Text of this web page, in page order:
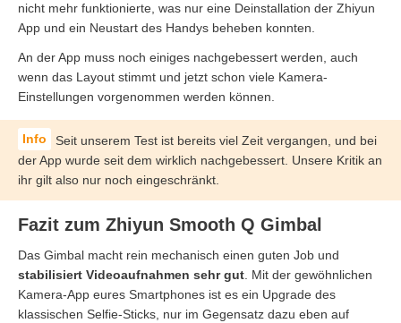
nicht mehr funktionierte, was nur eine Deinstallation der Zhiyun
App und ein Neustart des Handys beheben konnten.
An der App muss noch einiges nachgebessert werden, auch
wenn das Layout stimmt und jetzt schon viele Kamera-
Einstellungen vorgenommen werden können.
Seit unserem Test ist bereits viel Zeit vergangen, und bei
der App wurde seit dem wirklich nachgebessert. Unsere Kritik an
ihr gilt also nur noch eingeschränkt.
Fazit zum Zhiyun Smooth Q Gimbal
Das Gimbal macht rein mechanisch einen guten Job und
stabilisiert Videoaufnahmen sehr gut. Mit der gewöhnlichen
Kamera-App eures Smartphones ist es ein Upgrade des
klassischen Selfie-Sticks, nur im Gegensatz dazu eben auf